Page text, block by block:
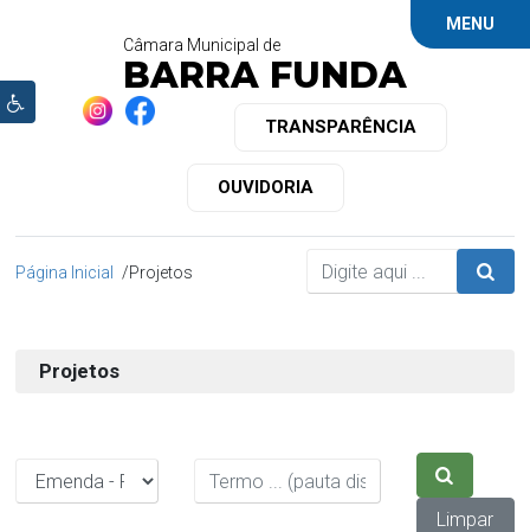
MENU
Câmara Municipal de
BARRA FUNDA
TRANSPARÊNCIA
OUVIDORIA
Página Inicial Projetos
Projetos
Limpar